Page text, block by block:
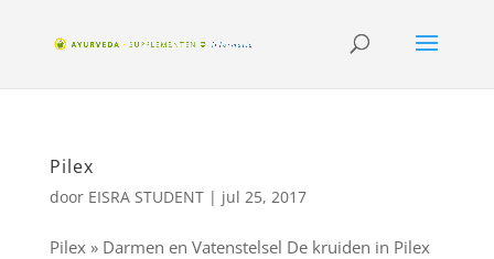
Pilex
door EISRA STUDENT| jul 25, 2017
Pilex » Darmen en Vatenstelsel De kruiden in Pilex